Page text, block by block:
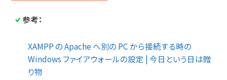
参考：
XAMPP の Apache へ別の PC から接続する時の
Windows ファイアウォールの設定 | 今日という日は贈
り物